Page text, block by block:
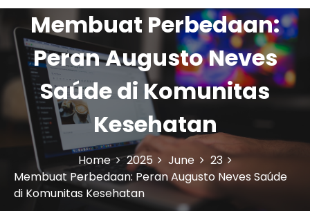
I
c
o
n
Membuat Perbedaan:
Peran Augusto Neves
Saúde di Komunitas
Kesehatan
Home 2025 June
23
Membuat Perbedaan: Peran Augusto Neves Saúde
di Komunitas Kesehatan